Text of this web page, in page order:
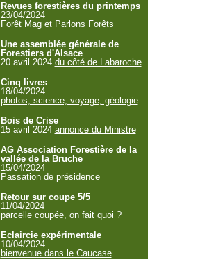
Revues forestières du printemps
23/04/2024
Forêt Mag et Parlons Forêts
Une assemblée générale de
Forestiers d'Alsace
20 avril 2024 du côté de Labaroche
Cinq livres
18/04/2024
photos, science, voyage, géologie
Bois de Crise
15 avril 2024 annonce du Ministre
AG Association Forestière de la
vallée de la Bruche
15/04/2024
Passation de présidence
Retour sur coupe 5/5
11/04/2024
parcelle coupée, on fait quoi ?
Eclaircie expérimentale
10/04/2024
bienvenue dans le Caucase